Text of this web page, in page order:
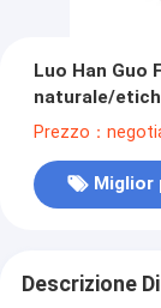
Luo Han
naturale/
Prezzo：
Miglior
Descrizione